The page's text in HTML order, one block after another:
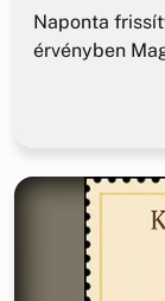
Naponta
érvényben